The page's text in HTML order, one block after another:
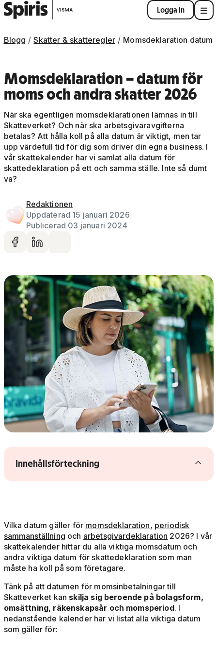
Logga in
Blogg Skatter & skatteregler Momsdeklaration datum
Momsdeklaration – datum för
moms och andra skatter 2026
När ska egentligen momsdeklarationen lämnas in till
Skatteverket? Och när ska arbetsgivaravgifterna
betalas? Att hålla koll på alla datum är viktigt, men tar
upp värdefull tid för dig som driver din egna business. I
vår skattekalender har vi samlat alla datum för
skattedeklaration på ett och samma ställe. Inte så dumt
va?
Redaktionen
Uppdaterad 15 januari 2026
Publicerad 03 januari 2024
Dela på facebook
Dela på LinkedIn
Gå vidare till artikelns
innehåll
Visa/dölj innehållsförteckning
Innehållsförteckning
Vilka datum gäller för momsdeklaration, periodisk
sammanställning och arbetsgivardeklaration 2026? I vår
skattekalender hittar du alla viktiga momsdatum och
andra viktiga datum för skattedeklaration som man
måste ha koll på som företagare.
Tänk på att datumen för momsinbetalningar till
Skatteverket kan skilja sig beroende på bolagsform,
omsättning, räkenskapsår och momsperiod. I
nedanstående kalender har vi listat alla viktiga datum
som gäller för: